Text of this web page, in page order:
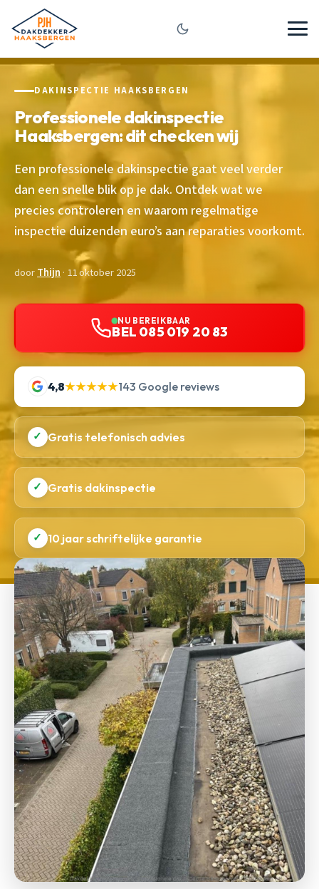
DAKINSPECTIE HAAKSBERGEN
Professionele dakinspectie
Haaksbergen: dit checken wij
Een professionele dakinspectie gaat veel verder
dan een snelle blik op je dak. Ontdek wat we
precies controleren en waarom regelmatige
inspectie duizenden euro’s aan reparaties voorkomt.
doorThijn · 11 oktober 2025
NU BEREIKBAAR
BEL 085 019 20 83
4,8★★★★★143 Google reviews
✓ Gratis telefonisch advies
✓ Gratis dakinspectie
✓ 10 jaar schriftelijke garantie